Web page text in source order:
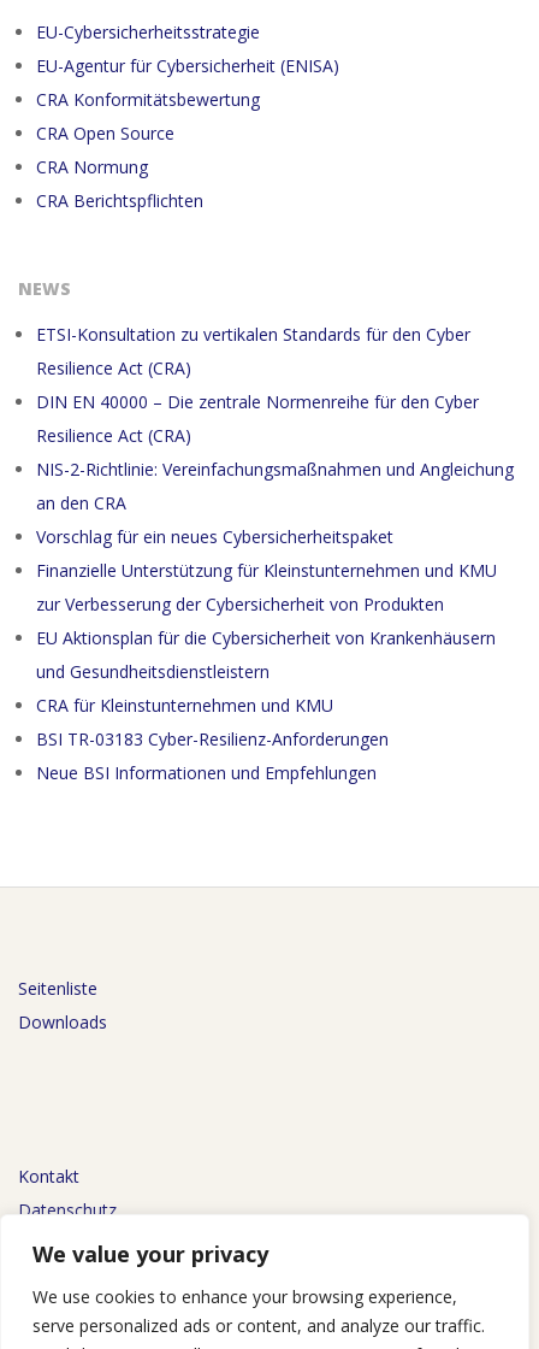
We value your privacy
We use cookies to enhance your browsing experience,
serve personalized ads or content, and analyze our traffic.
EU-Cybersicherheitsstrategie
EU-Agentur für Cybersicherheit (ENISA)
CRA Konformitätsbewertung
CRA Open Source
CRA Normung
CRA Berichtspflichten
NEWS
ETSI-Konsultation zu vertikalen Standards für den Cyber
Resilience Act (CRA)
DIN EN 40000 – Die zentrale Normenreihe für den Cyber
Resilience Act (CRA)
NIS-2-Richtlinie: Vereinfachungsmaßnahmen und Angleichung
an den CRA
Vorschlag für ein neues Cybersicherheitspaket
Finanzielle Unterstützung für Kleinstunternehmen und KMU
zur Verbesserung der Cybersicherheit von Produkten
EU Aktionsplan für die Cybersicherheit von Krankenhäusern
und Gesundheitsdienstleistern
CRA für Kleinstunternehmen und KMU
BSI TR-03183 Cyber-Resilienz-Anforderungen
Neue BSI Informationen und Empfehlungen
Seitenliste
Downloads
Kontakt
Datenschutz
Impressum